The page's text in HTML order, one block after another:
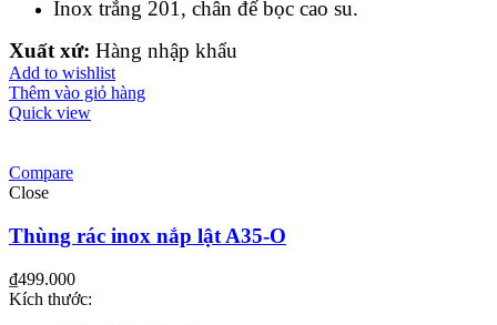
Inox trắng 201, chân đế bọc cao su.
Xuất xứ: Hàng nhập khẩu
Add to wishlist
Thêm vào giỏ hàng
Quick view
Compare
Close
Thùng rác inox nắp lật A35-O
₫499.000
Kích thước: